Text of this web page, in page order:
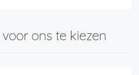
ons te kiezen